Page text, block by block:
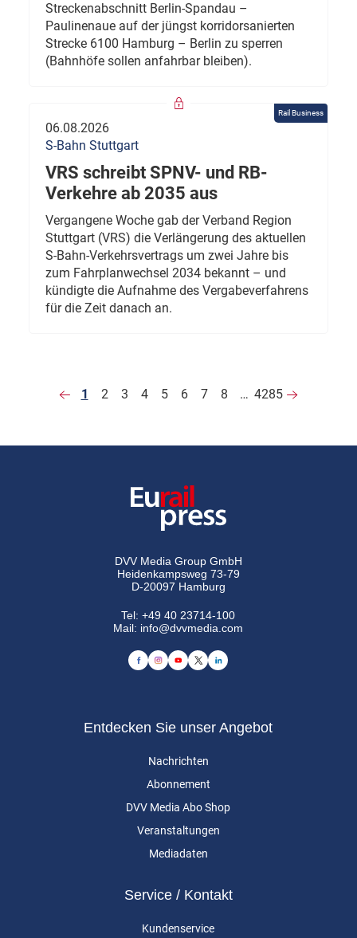
Streckenabschnitt Berlin-Spandau –
Paulinenaue auf der jüngst korridorsanierten
Strecke 6100 Hamburg – Berlin zu sperren
(Bahnhöfe sollen anfahrbar bleiben).
Rail Business
06.08.2026
S-Bahn Stuttgart
VRS schreibt SPNV- und RB-
Verkehre ab 2035 aus
Vergangene Woche gab der Verband Region
Stuttgart (VRS) die Verlängerung des aktuellen
S-Bahn-Verkehrsvertrags um zwei Jahre bis
zum Fahrplanwechsel 2034 bekannt – und
kündigte die Aufnahme des Vergabeverfahrens
für die Zeit danach an.
1 2 3 4 5 6 7 8 … 4285
DVV Media Group GmbH
Heidenkampsweg 73-79
D-20097 Hamburg
Tel:+49 40 23714-100
Mail: info@dvvmedia.com
Entdecken Sie unser Angebot
Nachrichten
Abonnement
DVV Media Abo Shop
Veranstaltungen
Mediadaten
Service / Kontakt
Kundenservice